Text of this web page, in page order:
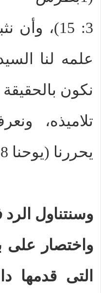
3: 15)،
علمه لنا
نكون بالحقيقة
تلاميذه،
يحررنا (يوحنا 8: 31-32).
وسنتناول
واختصار على
التى قدمها